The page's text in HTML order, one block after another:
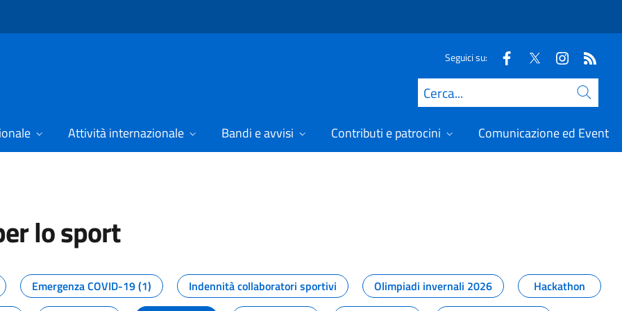
Seguici su:
Cerca
Attività internazionale Bandi e avvisi Contributi e patrocini Comunicazione ed Eventi
lo sport
dal Dipartimento per lo sport
Emergenza COVID-19 (1) Indennità collaboratori sportivi Olimpiadi invernali 2026
Hackathon